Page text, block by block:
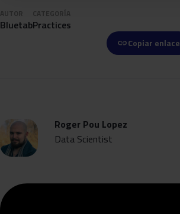
AUTOR
BluetabPractices
linkCopiar enlace
Roger Pou Lopez
Data Scientist